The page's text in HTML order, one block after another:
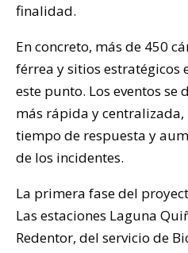
finalidad.
En concreto, más de 450
férrea y sitios estratégicos
este punto. Los eventos se
más rápida y
tiempo de respuesta y
de los incidentes.
La primera fase del
Las estaciones Laguna
Redentor, del servicio de